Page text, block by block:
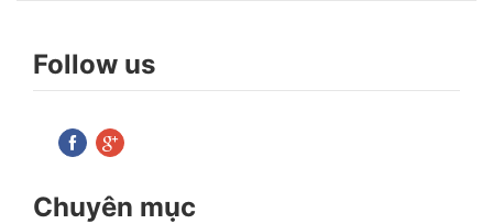
Follow us
Chuyên mục